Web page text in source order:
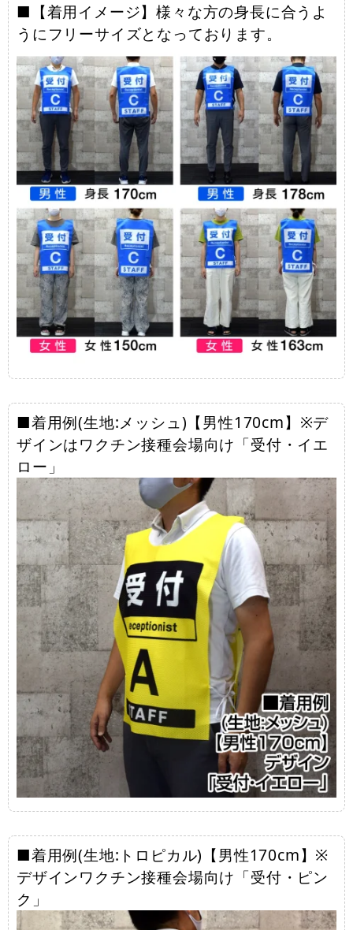
■【着用イメージ】様々な方の身長に合うよ
うにフリーサイズとなっております。
■着用例(生地:メッシュ)【男性170cm】※デ
ザインはワクチン接種会場向け「受付・イエ
ロー」
■着用例(生地:トロピカル)【男性170cm】※
デザインワクチン接種会場向け「受付・ピン
ク」